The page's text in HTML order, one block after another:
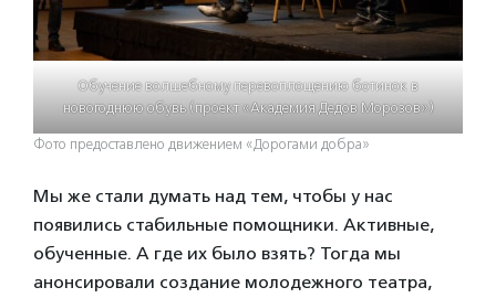
Обучение волшебному перевоплощению ботинок в
новогоднюю обувь (проект «Академия Дедов Морозов»)
Фото предоставлено движением «Дорогами добра»
Мы же стали думать над тем, чтобы у нас
появились стабильные помощники. Активные,
обученные. А где их было взять? Тогда мы
анонсировали создание молодежного театра,